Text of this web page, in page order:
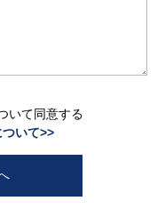
いて同意する
いて>>